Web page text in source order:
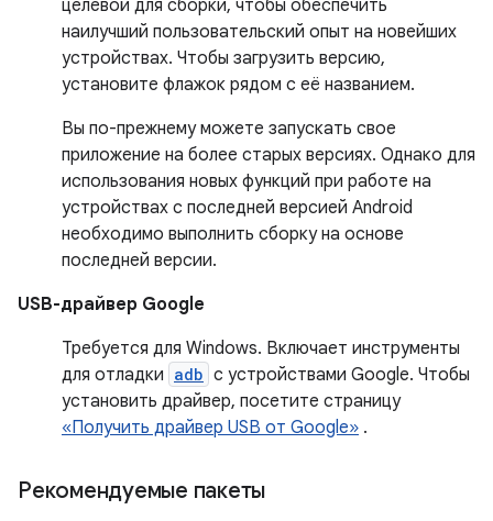
целевой для сборки, чтобы обеспечить
наилучший пользовательский опыт на новейших
устройствах. Чтобы загрузить версию,
установите флажок рядом с её названием.
Вы по-прежнему можете запускать свое
приложение на более старых версиях. Однако для
использования новых функций при работе на
устройствах с последней версией Android
необходимо выполнить сборку на основе
последней версии.
USB-драйвер Google
Требуется для Windows. Включает инструменты
для отладки adb с устройствами Google. Чтобы
установить драйвер, посетите страницу
«Получить драйвер USB от Google» .
Рекомендуемые пакеты